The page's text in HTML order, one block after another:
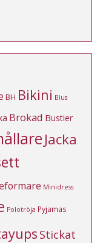
BH Bikini Blus
Brokad Bustier
Jacka
Minidress
Polotröja Pyjamas
Stickat